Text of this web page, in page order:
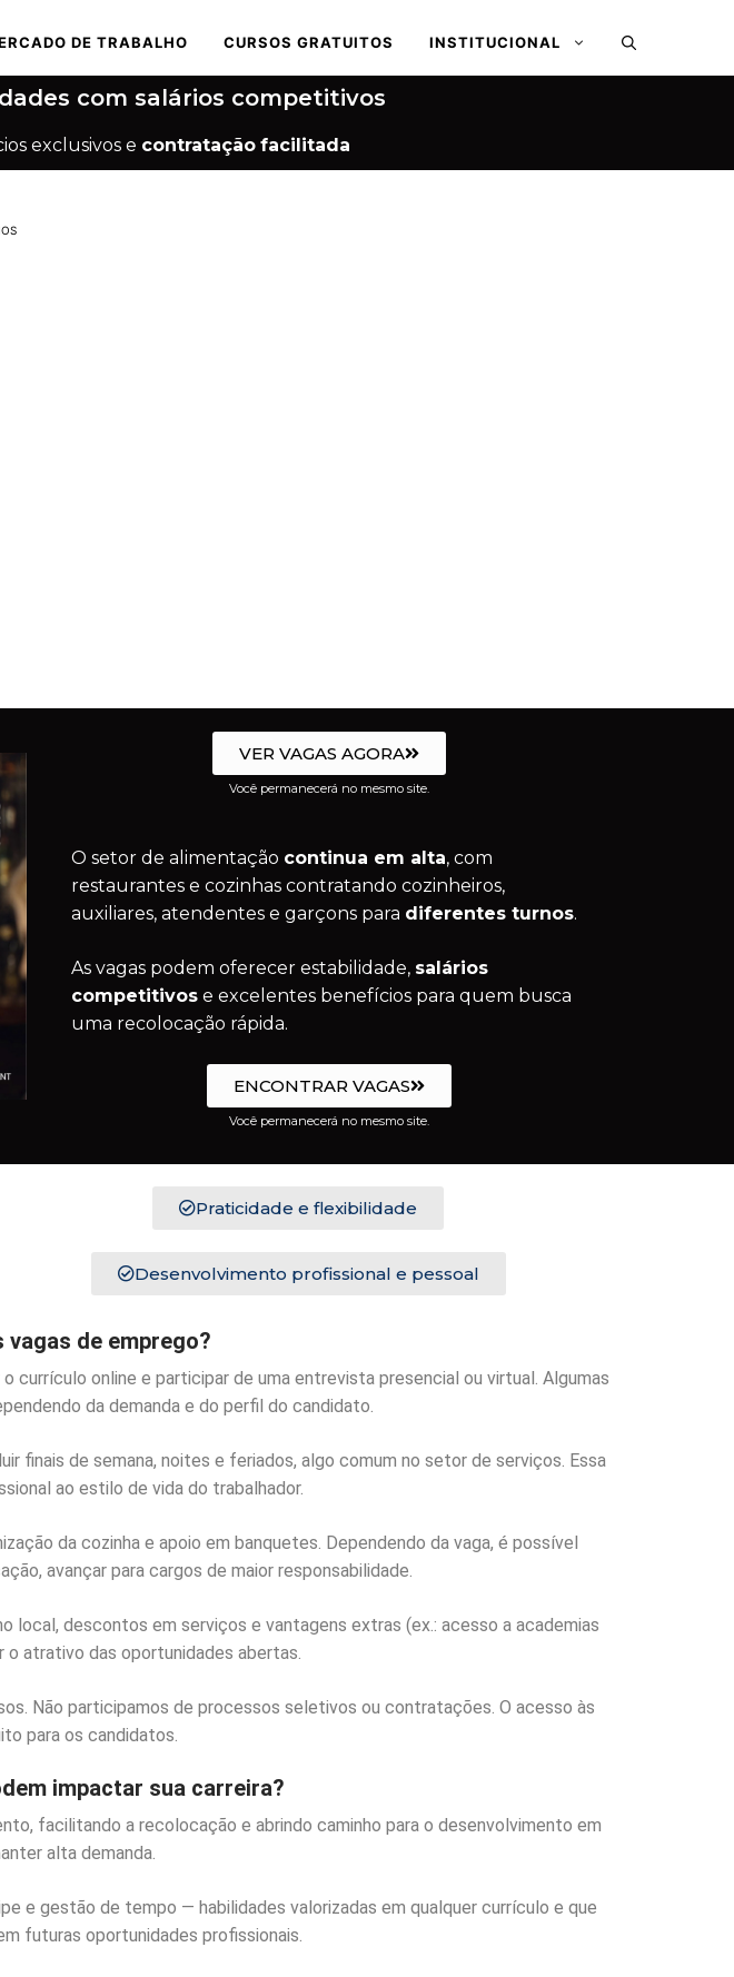
DE TRABALHO CURSOS GRATUITOS INSTITUCIONAL
com salários competitivos
exclusivos e contratação facilitada
VER VAGAS AGORA
Você permanecerá no mesmo site.
O setor de alimentação continua em alta, com
restaurantes e cozinhas contratando cozinheiros,
auxiliares, atendentes e garçons para diferentes turnos.
As vagas podem oferecer estabilidade, salários
competitivose excelentes benefícios para quem busca
uma recolocação rápida.
ENCONTRAR VAGAS
Você permanecerá no mesmo site.
Praticidade e flexibilidade
Desenvolvimento profissional e pessoal
de emprego?
online e participar de uma entrevista presencial ou virtual. Algumas
da demanda e do perfil do candidato.
finais de semana, noites e feriados, algo comum no setor de serviços. Essa
ao estilo de vida do trabalhador.
da cozinha e apoio em banquetes. Dependendo da vaga, é possível
avançar para cargos de maior responsabilidade.
local, descontos em serviços e vantagens extras (ex.: acesso a academias
o atrativo das oportunidades abertas.
Não participamos de processos seletivos ou contratações. O acesso às
para os candidatos.
impactar sua carreira?
facilitando a recolocação e abrindo caminho para o desenvolvimento em
alta demanda.
e gestão de tempo — habilidades valorizadas em qualquer currículo e que
futuras oportunidades profissionais.